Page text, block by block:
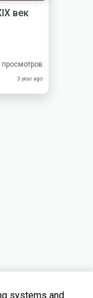
век
просмотров
3 year ago
systems and